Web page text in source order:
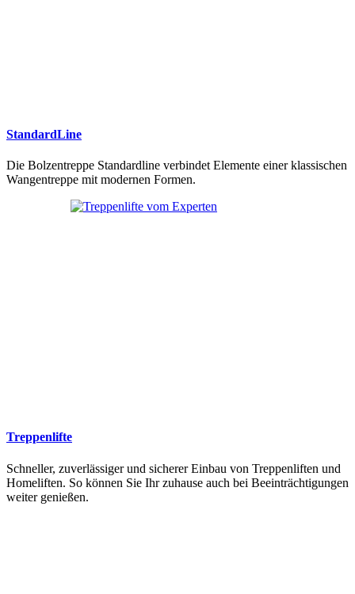
StandardLine
Die Bolzentreppe Standardline verbindet Elemente einer klassischen
Wangentreppe mit modernen Formen.
Treppenlifte
Schneller, zuverlässiger und sicherer Einbau von Treppenliften und
Homeliften. So können Sie Ihr zuhause auch bei Beeinträchtigungen
weiter genießen.